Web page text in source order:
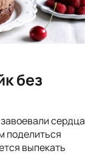
без
сердца
поделиться
выпекать